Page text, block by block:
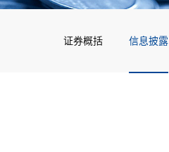
证券概括 信息披露